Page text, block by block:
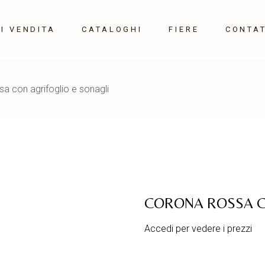
VENDITA CATALOGHI FIERE
con agrifoglio e sonagli
CORONA ROSSA
Accedi per vedere i prezzi